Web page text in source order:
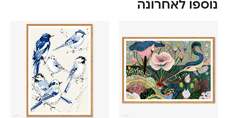
נוספו לאחרונה